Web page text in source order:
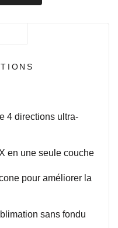
4 directions ultra-
en une seule couche
pour améliorer la
sans fondu